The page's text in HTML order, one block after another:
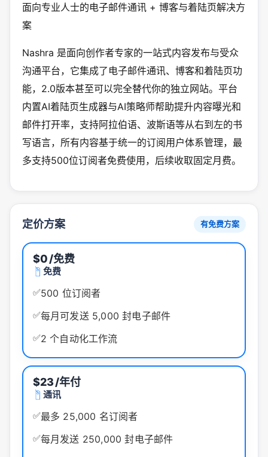
面向专业人士的电子邮件通讯 + 博客与着陆页解决方
案
Nashra 是面向创作者专家的一站式内容发布与受众
沟通平台，它集成了电子邮件通讯、博客和着陆页功
能，2.0版本甚至可以完全替代你的独立网站。平台
内置AI着陆页生成器与AI策略师帮助提升内容曝光和
邮件打开率，支持阿拉伯语、波斯语等从右到左的书
写语言，所有内容基于统一的订阅用户体系管理，最
多支持500位订阅者免费使用，后续收取固定月费。
定价方案 有免费方案
$0/免费
免费
✅500 位订阅者
✅每月可发送 5,000 封电子邮件
✅2 个自动化工作流
$23/年付
通讯
✅最多 25,000 名订阅者
✅每月发送 250,000 封电子邮件